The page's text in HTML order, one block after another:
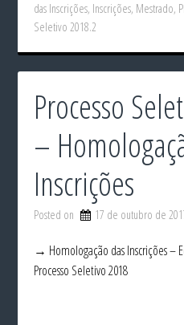
das Inscrições, Inscrições, Mestrado,
Seletivo 2018.2
Processo
–
Inscrições
Posted on 17 de outubro de
→ Homologação das Inscrições –
Processo Seletivo 2018